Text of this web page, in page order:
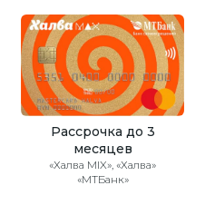
Рассрочка до 3
месяцев
«Халва MIX», «Халва»
«МТБанк»